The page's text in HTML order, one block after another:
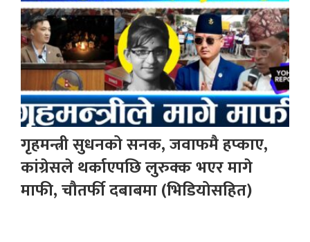
गृहमन्त्री सुधनको सनक, जवाफमै हप्काए,
कांग्रेसले थर्काएपछि लुरुक्क भएर मागे
माफी, चौतर्फी दबाबमा (भिडियोसहित)